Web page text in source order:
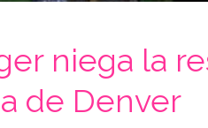
niega la
de Denver